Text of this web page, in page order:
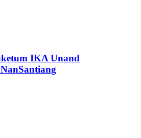
IKA Unand